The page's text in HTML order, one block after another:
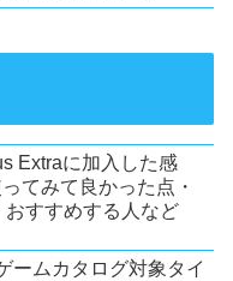
Extraに加入した感
てみて良かった点・
おすすめする人など
ームカタログ対象タイ